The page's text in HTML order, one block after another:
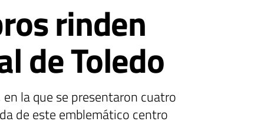
rinden
de Toledo
la que se presentaron cuatro
de este emblemático centro